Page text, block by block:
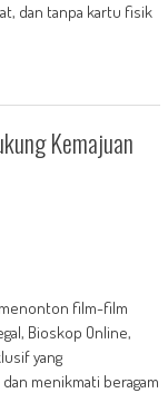
dan tanpa kartu fisik
Kemajuan
film-film
Bioskop Online,
yang
menikmati beragam